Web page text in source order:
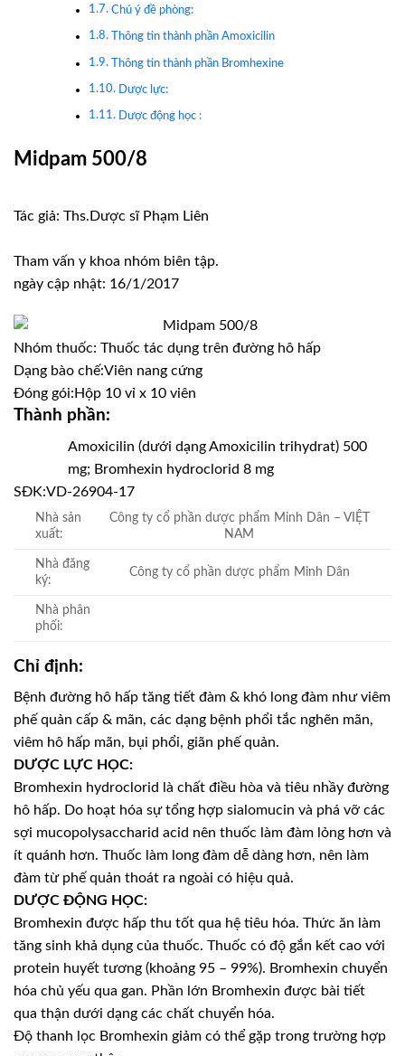
Chú ý đề phòng:
Thông tin thành phần Amoxicilin
Thông tin thành phần Bromhexine
Dược lực:
Dược động học :
Midpam 500/8
Tác giả: Ths.Dược sĩ Phạm Liên
Tham vấn y khoa nhóm biên tập.
ngày cập nhật: 16/1/2017
Nhóm thuốc: Thuốc tác dụng trên đường hô hấp
Dạng bào chế:Viên nang cứng
Đóng gói: Hộp 10 vỉ x 10 viên
Thành phần:
Amoxicilin (dưới dạng Amoxicilin trihydrat) 500
mg; Bromhexin hydroclorid 8 mg
SĐK:VD-26904-17
Nhà sản
xuất:
Công ty cổ phần dược phẩm Minh Dân – VIỆT
NAM
Nhà đăng
ký:
Công ty cổ phần dược phẩm Minh Dân
Nhà phân
phối:
Chỉ định:
Bệnh đường hô hấp tăng tiết đàm & khó long đàm như viêm
phế quản cấp & mãn, các dạng bệnh phổi tắc nghẽn mãn,
viêm hô hấp mãn, bụi phổi, giãn phế quản.
DƯỢC LỰC HỌC:
Bromhexin hydroclorid là chất điều hòa và tiêu nhầy đường
hô hấp. Do hoạt hóa sự tổng hợp sialomucin và phá vỡ các
sợi mucopolysaccharid acid nên thuốc làm đàm lỏng hơn và
ít quánh hơn. Thuốc làm long đàm dễ dàng hơn, nên làm
đàm từ phế quản thoát ra ngoài có hiệu quả.
DƯỢC ĐỘNG HỌC:
Bromhexin được hấp thu tốt qua hệ tiêu hóa. Thức ăn làm
tăng sinh khả dụng của thuốc. Thuốc có độ gắn kết cao với
protein huyết tương (khoảng 95 – 99%). Bromhexin chuyển
hóa chủ yếu qua gan. Phần lớn Bromhexin được bài tiết
qua thận dưới dạng các chất chuyển hóa.
Độ thanh lọc Bromhexin giảm có thể gặp trong trường hợp